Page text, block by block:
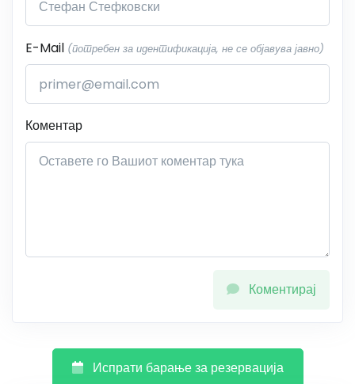
E-Mail (потребен за идентификација, не се објавува јавно)
Коментар
Коментирај
Испрати барање за резервација